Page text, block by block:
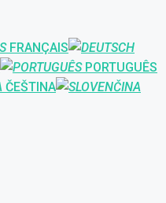
FRANÇAIS
PORTUGUÊS
ČEŠTINA